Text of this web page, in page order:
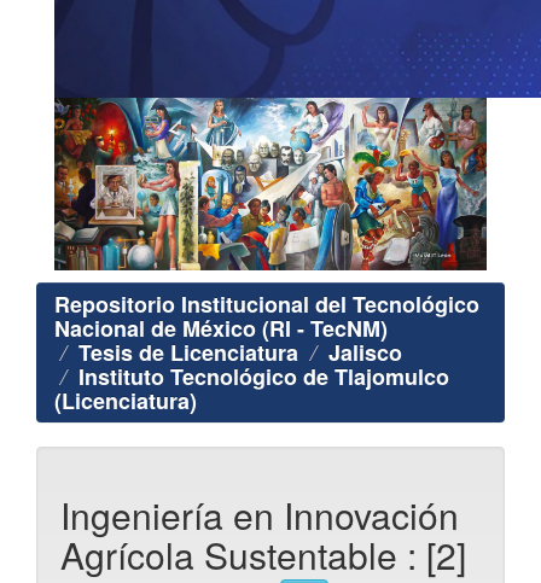
Repositorio Institucional del Tecnológico
Nacional de México (RI - TecNM)
Tesis de Licenciatura Jalisco
Instituto Tecnológico de Tlajomulco
(Licenciatura)
Ingeniería en Innovación
Agrícola Sustentable : [2]